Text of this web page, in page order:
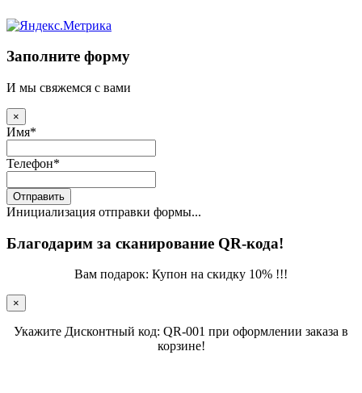
Заполните форму
И мы свяжемся с вами
×
Имя*
Телефон*
Отправить
Инициализация отправки формы...
Благодарим за сканирование QR-кода!
Вам подарок: Купон на скидку 10% !!!
×
Укажите Дисконтный код: QR-001 при оформлении заказа в
корзине!